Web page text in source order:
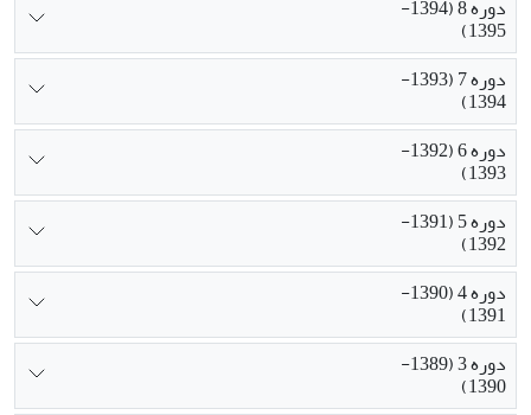
دوره 8 (1394-
1395)
دوره 7 (1393-
1394)
دوره 6 (1392-
1393)
دوره 5 (1391-
1392)
دوره 4 (1390-
1391)
دوره 3 (1389-
1390)